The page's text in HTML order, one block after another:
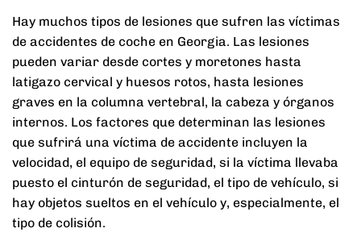
Hay muchos tipos de lesiones que sufren las víctimas
de accidentes de coche en Georgia. Las lesiones
pueden variar desde cortes y moretones hasta
latigazo cervical y huesos rotos, hasta lesiones
graves en la columna vertebral, la cabeza y órganos
internos. Los factores que determinan las lesiones
que sufrirá una víctima de accidente incluyen la
velocidad, el equipo de seguridad, si la víctima llevaba
puesto el cinturón de seguridad, el tipo de vehículo, si
hay objetos sueltos en el vehículo y, especialmente, el
tipo de colisión.